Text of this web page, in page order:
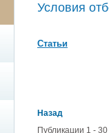
Условия
Статьи
Назад
Публикации 1 -